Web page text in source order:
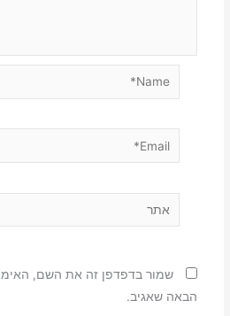
Email*
שמור בדפדפן זה את השם,
הבאה שאגיב.